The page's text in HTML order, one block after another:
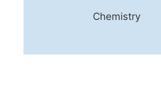
Chemistry